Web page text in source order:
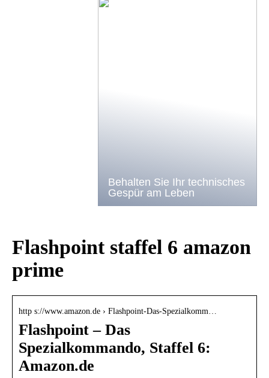
Behalten Sie Ihr technisches
Gespür am Leben
Flashpoint staffel 6 amazon
prime
http s://www.amazon.de › Flashpoint-Das-Spezialkomm…
Flashpoint – Das
Spezialkommando, Staffel 6:
Amazon.de